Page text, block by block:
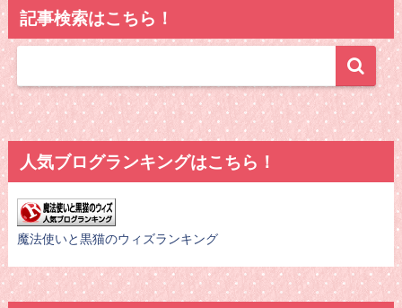
記事検索はこちら！
人気ブログランキングはこちら！
魔法使いと黒猫のウィズランキング